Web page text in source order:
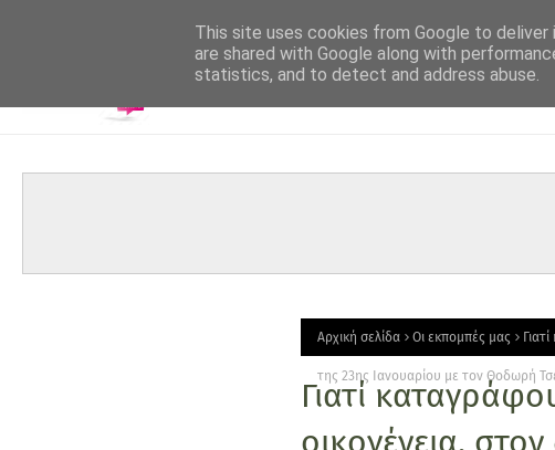
Αρχική σελίδα Οι εκπομπές μας
της 23ης Ιανουαρίου με τον Θοδωρή
Γιατί
This site uses cookies from Google to
are shared with Google along with
statistics, and to detect and address abuse.